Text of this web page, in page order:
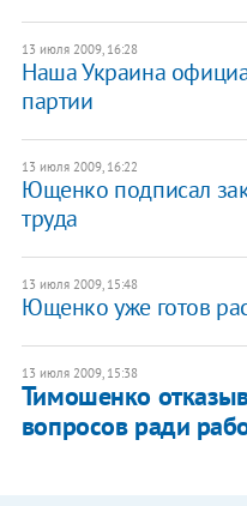
13 июля 2009, 16:28
Наша Украина
партии
13 июля 2009, 16:22
Ющенко подписал
труда
13 июля 2009, 15:48
Ющенко уже готов
13 июля 2009, 15:38
Тимошенко
вопросов ради